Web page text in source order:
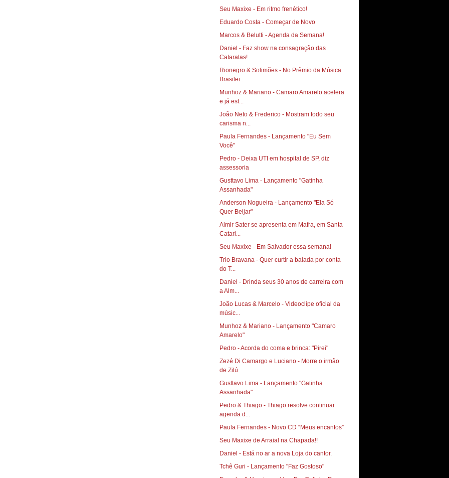
Seu Maxixe - Em ritmo frenético!‏
Eduardo Costa - Começar de Novo
Marcos & Belutti - Agenda da Semana!
Daniel - Faz show na consagração das
Cataratas!‏
Rionegro & Solimões - No Prêmio da Música
Brasilei...
Munhoz & Mariano - Camaro Amarelo acelera
e já est...
João Neto & Frederico - Mostram todo seu
carisma n...
Paula Fernandes - Lançamento "Eu Sem
Você"
Pedro - Deixa UTI em hospital de SP, diz
assessoria
Gusttavo Lima - Lançamento "Gatinha
Assanhada"
Anderson Nogueira - Lançamento "Ela Só
Quer Beijar"
Almir Sater se apresenta em Mafra, em Santa
Catari...
Seu Maxixe - Em Salvador essa semana!‏
Trio Bravana - Quer curtir a balada por conta
do T...
Daniel - Drinda seus 30 anos de carreira com
a Alm...
João Lucas & Marcelo - Videoclipe oficial da
músic...
Munhoz & Mariano - Lançamento "Camaro
Amarelo"
Pedro - Acorda do coma e brinca: "Pirei"
Zezé Di Camargo e Luciano - Morre o irmão
de Zilú
Gusttavo Lima - Lançamento "Gatinha
Assanhada"
Pedro & Thiago - Thiago resolve continuar
agenda d...
Paula Fernandes - Novo CD‏ “Meus encantos”
Seu Maxixe de Arraial na Chapada!!
Daniel - Está no ar a nova Loja do cantor.
Tchê Guri - Lançamento "Faz Gostoso"